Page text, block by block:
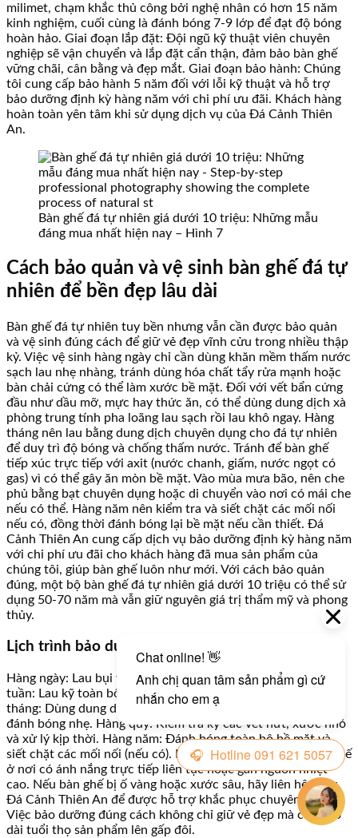
milimet, chạm khắc thủ công bởi nghệ nhân có hơn 15 năm
kinh nghiệm, cuối cùng là đánh bóng 7-9 lớp để đạt độ bóng
hoàn hảo. Giai đoạn lắp đặt: Đội ngũ kỹ thuật viên chuyên
nghiệp sẽ vận chuyển và lắp đặt cẩn thận, đảm bảo bàn ghế
vững chãi, cân bằng và đẹp mắt. Giai đoạn bảo hành: Chúng
tôi cung cấp bảo hành 5 năm đối với lỗi kỹ thuật và hỗ trợ
bảo dưỡng định kỳ hàng năm với chi phí ưu đãi. Khách hàng
hoàn toàn yên tâm khi sử dụng dịch vụ của Đá Cảnh Thiên
An.
Bàn ghế đá tự nhiên giá dưới 10 triệu: Những mẫu
đáng mua nhất hiện nay – Hình 7
Cách bảo quản và vệ sinh bàn ghế đá tự
nhiên để bền đẹp lâu dài
Bàn ghế đá tự nhiên tuy bền nhưng vẫn cần được bảo quản
và vệ sinh đúng cách để giữ vẻ đẹp vĩnh cửu trong nhiều thập
kỷ. Việc vệ sinh hàng ngày chỉ cần dùng khăn mềm thấm nước
sạch lau nhẹ nhàng, tránh dùng hóa chất tẩy rửa mạnh hoặc
bàn chải cứng có thể làm xước bề mặt. Đối với vết bẩn cứng
đầu như dầu mỡ, mực hay thức ăn, có thể dùng dung dịch xà
phòng trung tính pha loãng lau sạch rồi lau khô ngay. Hàng
tháng nên lau bằng dung dịch chuyên dụng cho đá tự nhiên
để duy trì độ bóng và chống thấm nước. Tránh để bàn ghế
tiếp xúc trực tiếp với axit (nước chanh, giấm, nước ngọt có
gas) vì có thể gây ăn mòn bề mặt. Vào mùa mưa bão, nên che
phủ bằng bạt chuyên dụng hoặc di chuyển vào nơi có mái che
nếu có thể. Hàng năm nên kiểm tra và siết chặt các mối nối
nếu có, đồng thời đánh bóng lại bề mặt nếu cần thiết. Đá
Cảnh Thiên An cung cấp dịch vụ bảo dưỡng định kỳ hàng năm
với chi phí ưu đãi cho khách hàng đã mua sản phẩm của
chúng tôi, giúp bàn ghế luôn như mới. Với cách bảo quản
đúng, một bộ bàn ghế đá tự nhiên giá dưới 10 triệu có thể sử
dụng 50-70 năm mà vẫn giữ nguyên giá trị thẩm mỹ và phong
thủy.
Lịch trình bảo dưỡng chi tiết theo từng giai đoạn
Hàng ngày: Lau bụi và vết bẩn nhẹ bằng khăn mềm ẩm. Hàng
tuần: Lau kỹ toàn bộ bằng nước sạch và lau khô ngay. Hàng
tháng: Dùng dung dịch chuyên dụng cho đá tự nhiên lau và
đánh bóng nhẹ. Hàng quý: Kiểm tra kỹ các vết nứt, xước nhỏ
và xử lý kịp thời. Hàng năm: Đánh bóng toàn bộ bề mặt và
siết chặt các mối nối (nếu có). Ngoài ra, nên tránh đặt bàn ghế
ở nơi có ánh nắng trực tiếp liên tục hoặc gần nguồn nhiệt
cao. Nếu bàn ghế bị ố vàng hoặc xước sâu, hãy liên hệ ngay
Đá Cảnh Thiên An để được hỗ trợ khắc phục chuyên nghiệp.
Việc bảo dưỡng đúng cách không chỉ giữ vẻ đẹp mà còn kéo
dài tuổi thọ sản phẩm lên gấp đôi.